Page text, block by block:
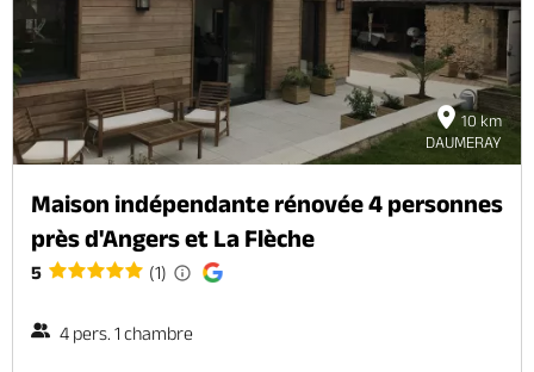
10 km
DAUMERAY
Maison indépendante rénovée 4 personnes
près d'Angers et La Flèche
5 (1)
4 pers. 1 chambre